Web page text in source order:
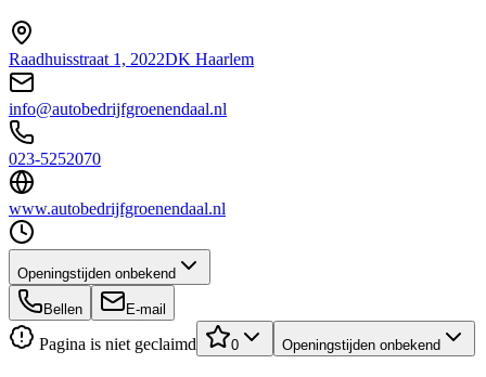
Raadhuisstraat 1, 2022DK Haarlem
info@autobedrijfgroenendaal.nl
023-5252070
www.autobedrijfgroenendaal.nl
Openingstijden onbekend
Bellen E-mail
Pagina is niet geclaimd 0 Openingstijden onbekend